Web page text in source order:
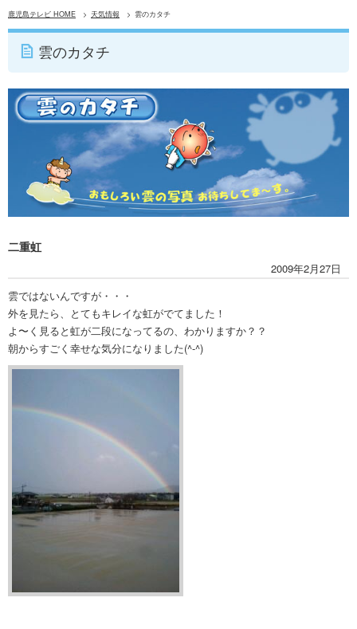
鹿児島テレビ HOME 天気情報 雲のカタチ
雲のカタチ
二重虹
2009年2月27日
雲ではないんですが・・・
外を見たら、とてもキレイな虹がでてました！
よ〜く見ると虹が二段になってるの、わかりますか？？
朝からすごく幸せな気分になりました(^-^)